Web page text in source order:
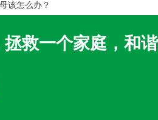
该怎么办？
救一个家庭，和